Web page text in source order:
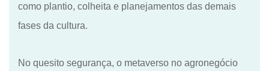
como plantio, colheita e planejamentos das demais
fases da cultura.
No quesito segurança, o metaverso no agronegócio